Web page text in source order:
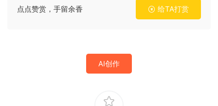
点点赞赏，手留余香 给TA打赏
AI创作